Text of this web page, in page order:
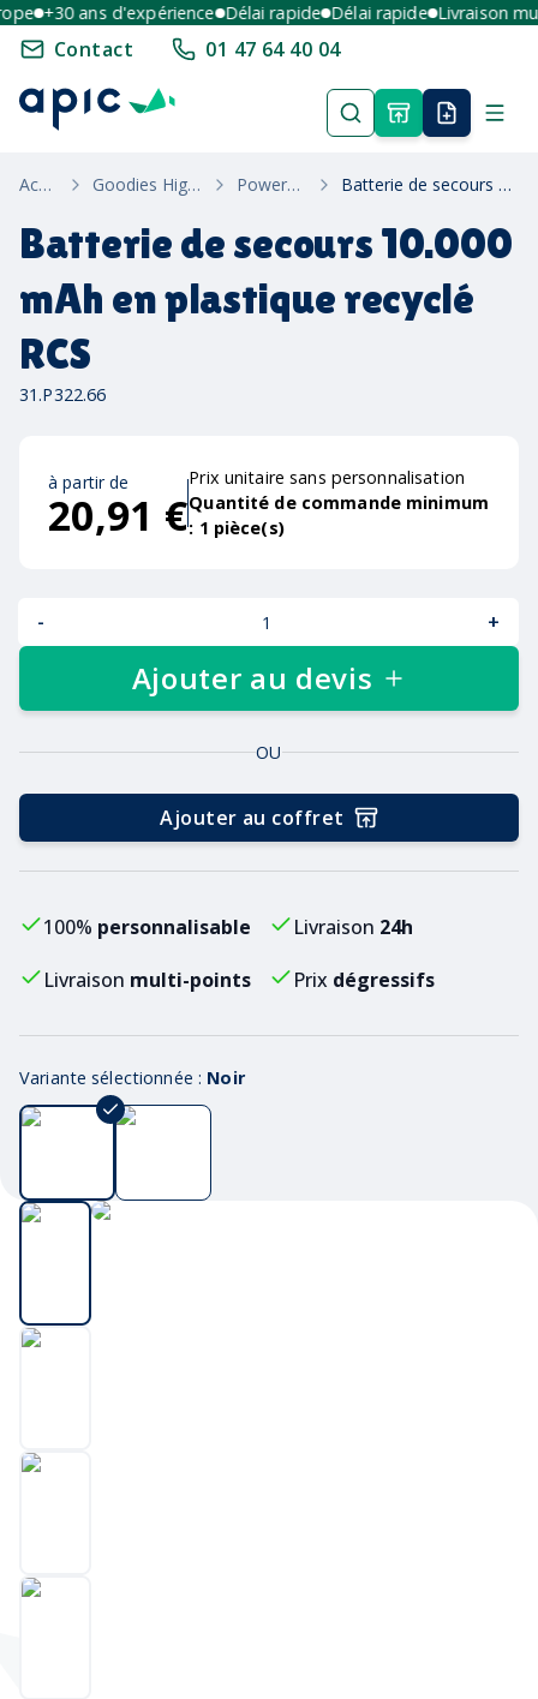
+30 ans d'expérience Délai rapide Délai rapide Livraison
Contact 01 47 64 40 04
Accueil Goodies High-Tech Powerbanks Batterie de secours 10.000 mAh en plastique recyclé RCS
Batterie de secours 10.000
mAh en plastique recyclé
RCS
31.P322.66
à partir de
20,91 €
Prix unitaire sans personnalisation
Quantité de commande minimum
: 1 pièce(s)
- +
Ajouter au devis
OU
Ajouter au coffret
100% personnalisable Livraison 24h
Livraison multi-points Prix dégressifs
Variante sélectionnée : Noir